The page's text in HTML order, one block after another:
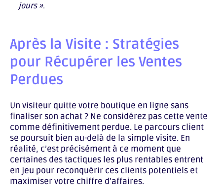
jours ».
Après la Visite : Stratégies
pour Récupérer les Ventes
Perdues
Un visiteur quitte votre boutique en ligne sans
finaliser son achat ? Ne considérez pas cette vente
comme définitivement perdue. Le parcours client
se poursuit bien au-delà de la simple visite. En
réalité, c’est précisément à ce moment que
certaines des tactiques les plus rentables entrent
en jeu pour reconquérir ces clients potentiels et
maximiser votre chiffre d’affaires.